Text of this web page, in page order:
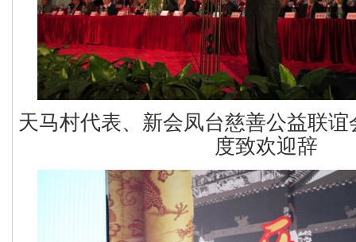
天马村代表、新会凤台慈善公益联
度致欢迎辞